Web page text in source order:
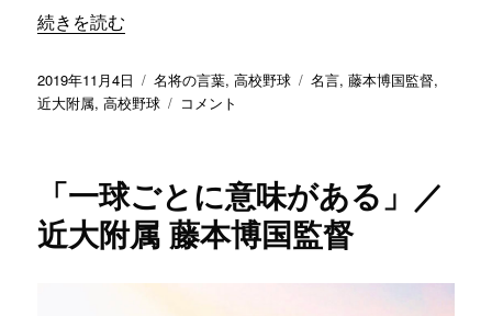
続きを読む
投
稿
2019年11月4日
カ
テ
名将の言葉,高校野球
タ
名言,藤本博国監督,
近大附属,高校野球
「悔
け
を
実
し
コメント
「一球ごとに意味がある」／
近大附属 藤本博国監督